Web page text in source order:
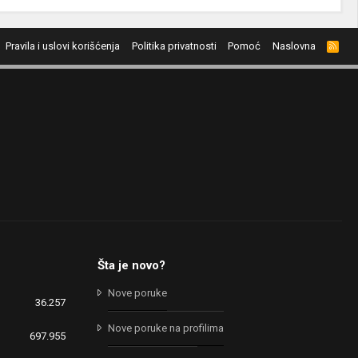
Pravila i uslovi korišćenja Politika privatnosti Pomoć Naslovna
R
S
S
36.257
697.955
Šta je novo?
Nove poruke
Nove poruke na profilima